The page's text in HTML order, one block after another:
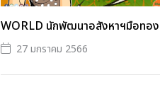
WORLD นักพัฒนาอสังหาฯมือทอง
27 มกราคม 2566